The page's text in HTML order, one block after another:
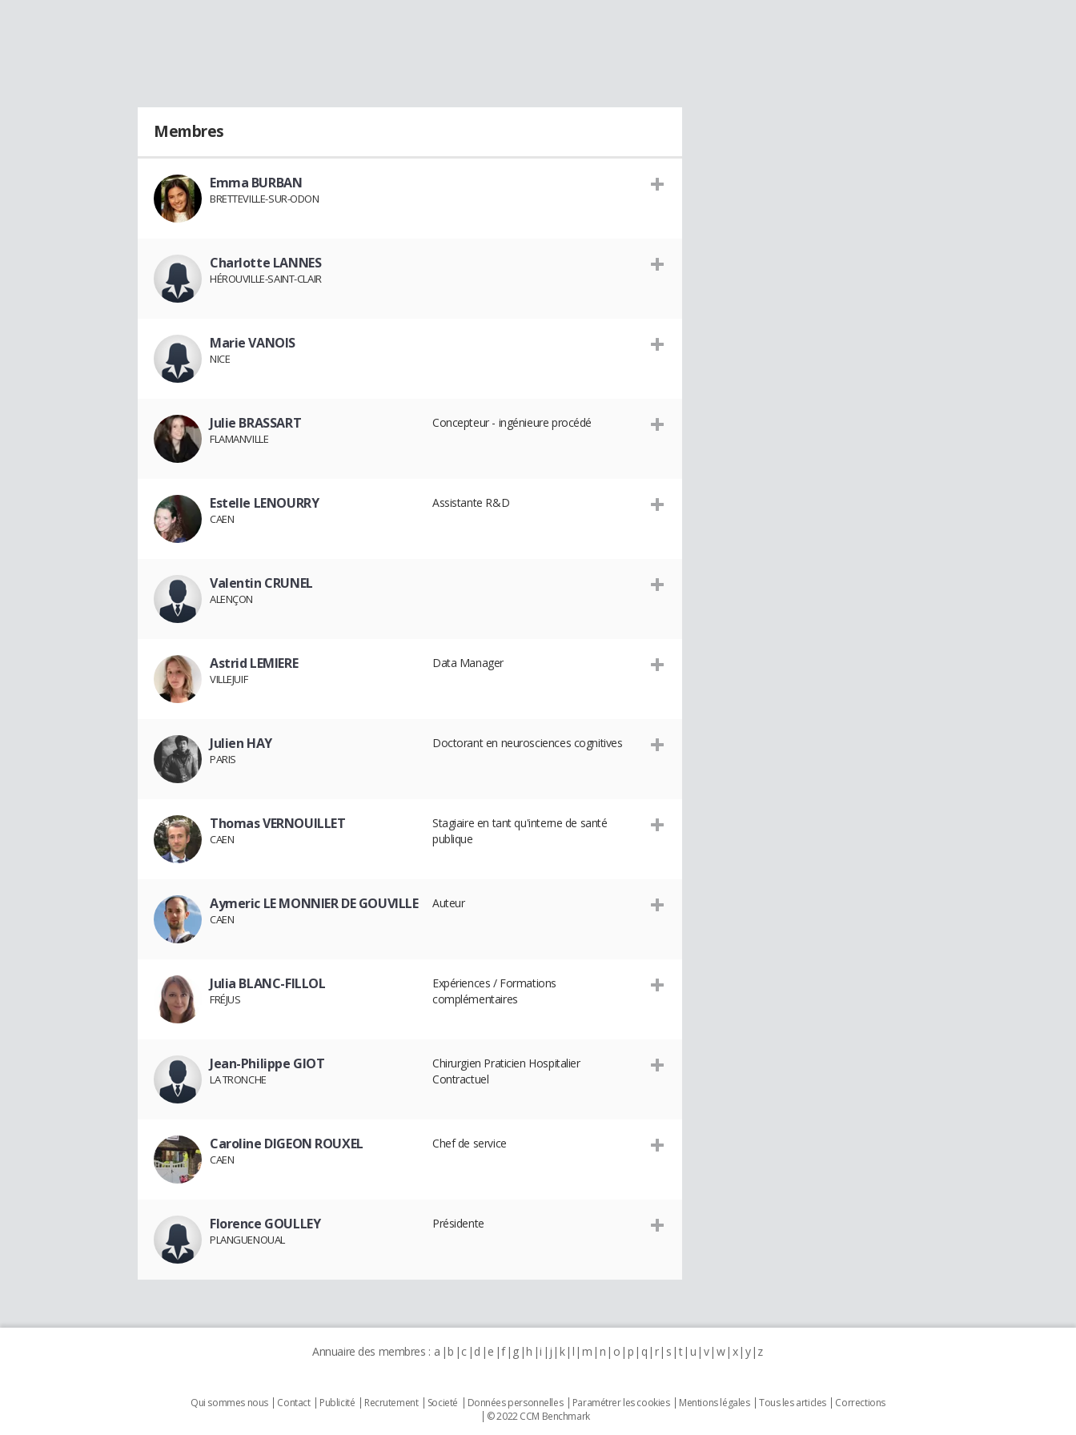
Membres
Emma BURBAN
BRETTEVILLE-SUR-ODON
Charlotte LANNES
HÉROUVILLE-SAINT-CLAIR
Marie VANOIS
NICE
Julie BRASSART
FLAMANVILLE
Concepteur - ingénieure procédé
Estelle LENOURRY
CAEN
Assistante R&D
Valentin CRUNEL
ALENÇON
Astrid LEMIERE
VILLEJUIF
Data Manager
Julien HAY
PARIS
Doctorant en neurosciences cognitives
Thomas VERNOUILLET
CAEN
Stagiaire en tant qu'interne de santé
publique
Aymeric LE MONNIER DE GOUVILLE
CAEN
Auteur
Julia BLANC-FILLOL
FRÉJUS
Expériences / Formations
complémentaires
Jean-Philippe GIOT
LA TRONCHE
Chirurgien Praticien Hospitalier
Contractuel
Caroline DIGEON ROUXEL
CAEN
Chef de service
Florence GOULLEY
PLANGUENOUAL
Présidente
Annuaire des membres : a b c d e f g h i j k l m n o p q r s t u v w x y z
Qui sommes nous Contact Publicité Recrutement Societé Données personnelles Paramétrer les cookies Mentions légales Tous les articles
Corrections
© 2022 CCM Benchmark